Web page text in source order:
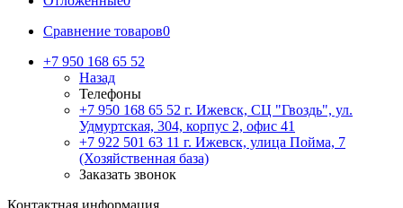
Сравнение товаров0
+7 950 168 65 52
Назад
Телефоны
+7 950 168 65 52 г. Ижевск, СЦ "Гвоздь", ул.
Удмуртская, 304, корпус 2, офис 41
+7 922 501 63 11 г. Ижевск, улица Пойма, 7
(Хозяйственная база)
Заказать звонок
Контактная информация